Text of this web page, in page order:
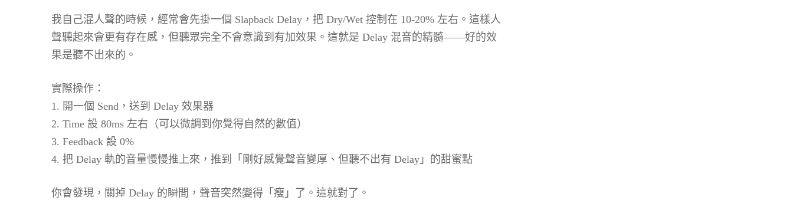
我自己混人聲的時候，經常會先掛一個 Slapback Delay，把 Dry/Wet 控制在 10-20% 左右。這樣人
聲聽起來會更有存在感，但聽眾完全不會意識到有加效果。這就是 Delay 混音的精髓——好的效
果是聽不出來的。
實際操作：
1. 開一個 Send，送到 Delay 效果器
2. Time 設 80ms 左右（可以微調到你覺得自然的數值）
3. Feedback 設 0%
4. 把 Delay 軌的音量慢慢推上來，推到「剛好感覺聲音變厚、但聽不出有 Delay」的甜蜜點
你會發現，關掉 Delay 的瞬間，聲音突然變得「瘦」了。這就對了。